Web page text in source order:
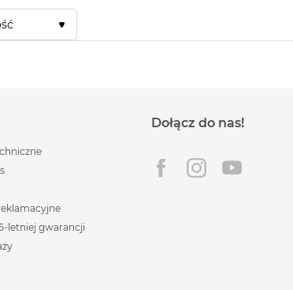
letniej gwarancji
Dołącz do nas!